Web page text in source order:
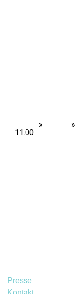
» »
11.00
Presse
Kontakt